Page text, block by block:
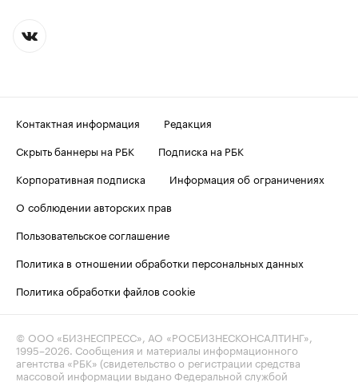
Контактная информация
Редакция
Скрыть баннеры на РБК
Подписка на РБК
Корпоративная подписка
Информация об ограничениях
О соблюдении авторских прав
Пользовательское соглашение
Политика в отношении обработки персональных данных
Политика обработки файлов cookie
© ООО «БИЗНЕСПРЕСС», АО «РОСБИЗНЕСКОНСАЛТИНГ»,
1995–2026 . Сообщения и материалы информационного
агентства «РБК» (свидетельство о регистрации средства
массовой информации выдано Федеральной службой